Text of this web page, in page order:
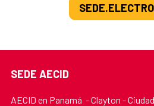
SEDE AECID
AECID en Panamá - Clayton -